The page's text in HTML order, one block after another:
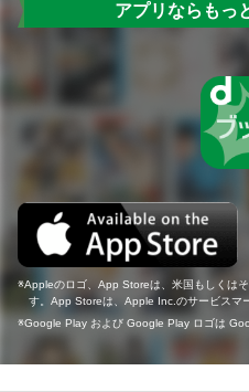
アプリならもっ
Appleのロゴ、App Storeは、米国もしくは
す。App Storeは、Apple Inc.のサービスマ
Google Play および Google Play ロゴは